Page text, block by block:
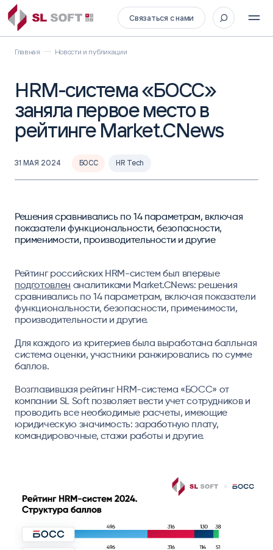
Связаться с нами
Главная Новости и публикации
HRM-система «БОСС»
заняла первое место в
рейтинге Market.CNews
31 МАЯ 2024 БОСС HR Tech
Решения сравнивались по 14 параметрам, включая
показатели функциональности, безопасности,
применимости, производительности и другие
Рейтинг российских HRM-систем был впервые
подготовлен аналитиками Market.CNews: решения
сравнивались по 14 параметрам, включая показатели
функциональности, безопасности, применимости,
производительности и другие.
Для каждого из критериев была выработана балльная
система оценки, участники ранжировались по сумме
баллов.
Возглавившая рейтинг HRM-система «БОСС» от
компании SL Soft позволяет вести учет сотрудников и
проводить все необходимые расчеты, имеющие
юридическую значимость: заработную плату,
командировочные, стажи работы и другие.